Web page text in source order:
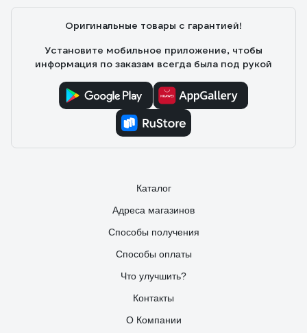
Соответственно и варить ими должен тот кто умеет а не
ждёт какое-то чудо что электрод сам за него заварит а
Оригинальные товары с гарантией!
Установите мобильное приложение, чтобы
информация по заказам всегда была под рукой
Каталог
Адреса магазинов
Способы получения
Способы оплаты
Что улучшить?
Контакты
О Компании